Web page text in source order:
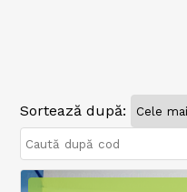
Sortează după: